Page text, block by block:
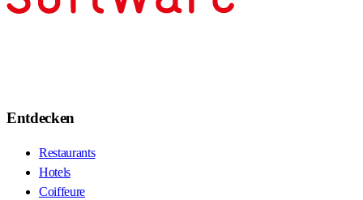
Entdecken
Restaurants
Hotels
Coiffeure